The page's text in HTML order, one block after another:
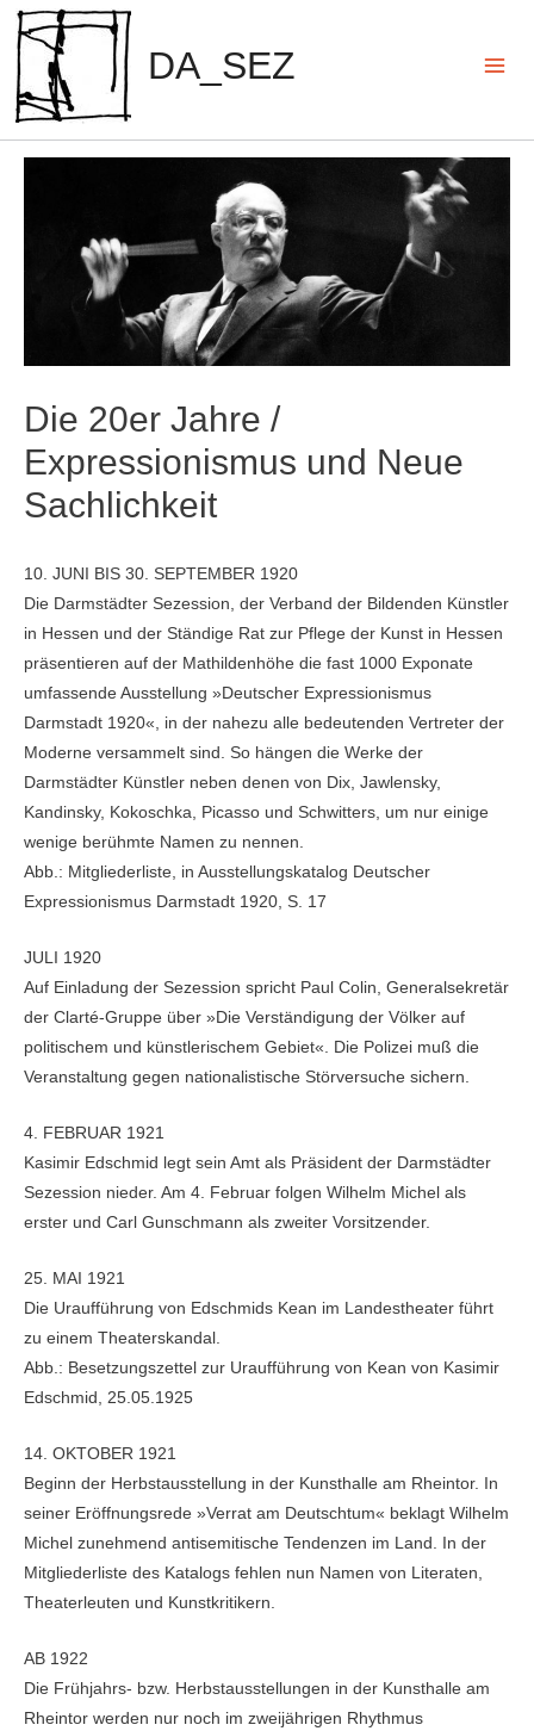
Zum
Inhalt
springen
DA_SEZ
Die 20er Jahre /
Expressionismus und Neue
Sachlichkeit
10. JUNI BIS 30. SEPTEMBER 1920
Die Darmstädter Sezession, der Verband der Bildenden Künstler
in Hessen und der Ständige Rat zur Pflege der Kunst in Hessen
präsentieren auf der Mathildenhöhe die fast 1000 Exponate
umfassende Ausstellung »Deutscher Expressionismus
Darmstadt 1920«, in der nahezu alle bedeutenden Vertreter der
Moderne versammelt sind. So hängen die Werke der
Darmstädter Künstler neben denen von Dix, Jawlensky,
Kandinsky, Kokoschka, Picasso und Schwitters, um nur einige
wenige berühmte Namen zu nennen.
Abb.: Mitgliederliste, in Ausstellungskatalog Deutscher
Expressionismus Darmstadt 1920, S. 17
JULI 1920
Auf Einladung der Sezession spricht Paul Colin, Generalsekretär
der Clarté-Gruppe über »Die Verständigung der Völker auf
politischem und künstlerischem Gebiet«. Die Polizei muß die
Veranstaltung gegen nationalistische Störversuche sichern.
4. FEBRUAR 1921
Kasimir Edschmid legt sein Amt als Präsident der Darmstädter
Sezession nieder. Am 4. Februar folgen Wilhelm Michel als
erster und Carl Gunschmann als zweiter Vorsitzender.
25. MAI 1921
Die Uraufführung von Edschmids Kean im Landestheater führt
zu einem Theaterskandal.
Abb.: Besetzungszettel zur Uraufführung von Kean von Kasimir
Edschmid, 25.05.1925
14. OKTOBER 1921
Beginn der Herbstausstellung in der Kunsthalle am Rheintor. In
seiner Eröffnungsrede »Verrat am Deutschtum« beklagt Wilhelm
Michel zunehmend antisemitische Tendenzen im Land. In der
Mitgliederliste des Katalogs fehlen nun Namen von Literaten,
Theaterleuten und Kunstkritikern.
AB 1922
Die Frühjahrs- bzw. Herbstausstellungen in der Kunsthalle am
Rheintor werden nur noch im zweijährigen Rhythmus